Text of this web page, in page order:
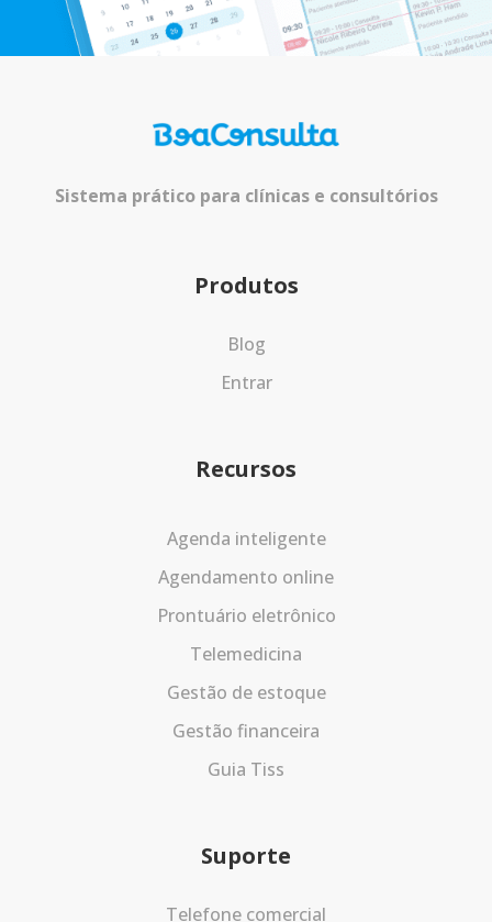
Sistema prático para clínicas e consultórios
Produtos
Blog
Entrar
Recursos
Agenda inteligente
Agendamento online
Prontuário eletrônico
Telemedicina
Gestão de estoque
Gestão financeira
Guia Tiss
Suporte
Telefone comercial